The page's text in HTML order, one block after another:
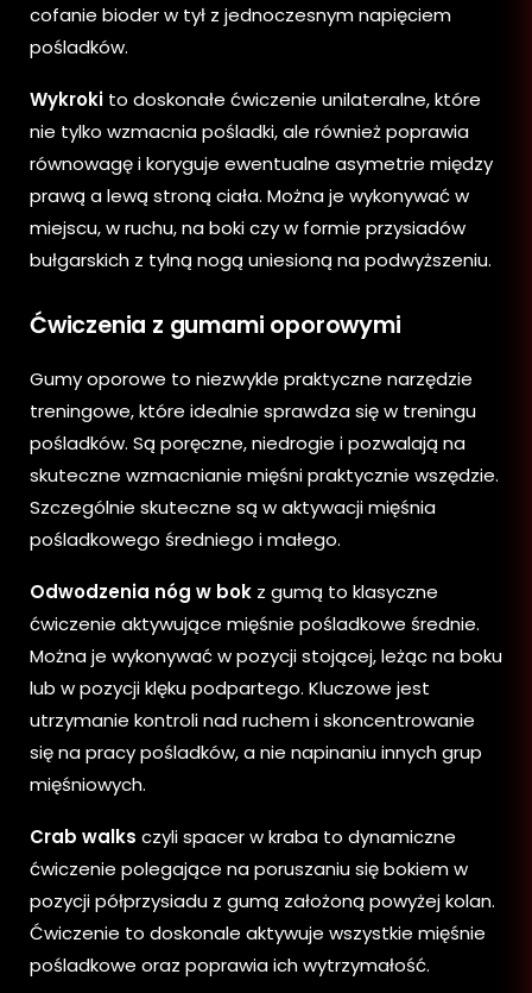
cofanie bioder w tył z jednoczesnym napięciem
pośladków.
Wykroki to doskonałe ćwiczenie unilateralne, które
nie tylko wzmacnia pośladki, ale również poprawia
równowagę i koryguje ewentualne asymetrie między
prawą a lewą stroną ciała. Można je wykonywać w
miejscu, w ruchu, na boki czy w formie przysiadów
bułgarskich z tylną nogą uniesioną na podwyższeniu.
Ćwiczenia z gumami oporowymi
Gumy oporowe to niezwykle praktyczne narzędzie
treningowe, które idealnie sprawdza się w treningu
pośladków. Są poręczne, niedrogie i pozwalają na
skuteczne wzmacnianie mięśni praktycznie wszędzie.
Szczególnie skuteczne są w aktywacji mięśnia
pośladkowego średniego i małego.
Odwodzenia nóg w bok z gumą to klasyczne
ćwiczenie aktywujące mięśnie pośladkowe średnie.
Można je wykonywać w pozycji stojącej, leżąc na boku
lub w pozycji klęku podpartego. Kluczowe jest
utrzymanie kontroli nad ruchem i skoncentrowanie
się na pracy pośladków, a nie napinaniu innych grup
mięśniowych.
Crab walks czyli spacer w kraba to dynamiczne
ćwiczenie polegające na poruszaniu się bokiem w
pozycji półprzysiadu z gumą założoną powyżej kolan.
Ćwiczenie to doskonale aktywuje wszystkie mięśnie
pośladkowe oraz poprawia ich wytrzymałość.